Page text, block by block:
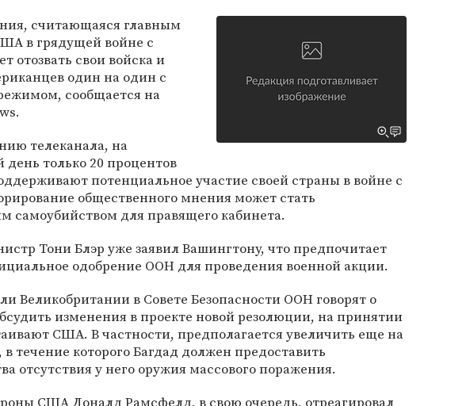
считающаяся главным
в грядущей войне с
отозвать свои войска и
один на один с
сообщается на
телеканала, на
только 20 процентов
потенциальное участие своей страны в войне с
общественного мнения может стать
самоубийством для правящего кабинета.
Тони Блэр уже заявил Вашингтону, что предпочитает
одобрение ООН для проведения военной акции.
Великобритании в Совете Безопасности ООН говорят о
изменения в проекте новой резолюции, на принятии
США. В частности, предполагается увеличить еще на
в течение которого Багдад должен предоставить
отсутствия у него оружия массового поражения.
США Доналд Рамсфелд, в свою очередь, отреагировал